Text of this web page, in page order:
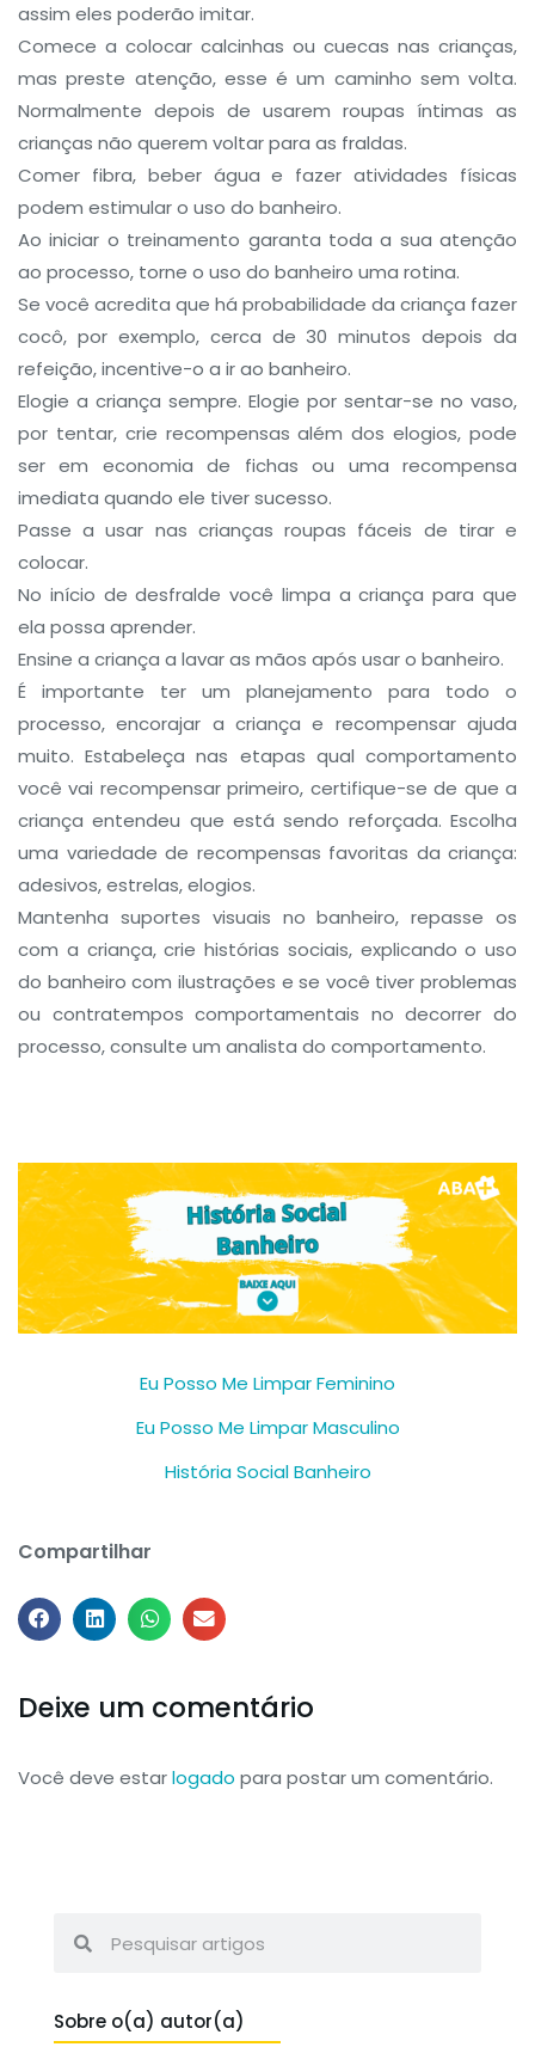
assim eles poderão imitar.
Comece a colocar calcinhas ou cuecas nas crianças,
mas preste atenção, esse é um caminho sem volta.
Normalmente depois de usarem roupas íntimas as
crianças não querem voltar para as fraldas.
Comer fibra, beber água e fazer atividades físicas
podem estimular o uso do banheiro.
Ao iniciar o treinamento garanta toda a sua atenção
ao processo, torne o uso do banheiro uma rotina.
Se você acredita que há probabilidade da criança fazer
cocô, por exemplo, cerca de 30 minutos depois da
refeição, incentive-o a ir ao banheiro.
Elogie a criança sempre. Elogie por sentar-se no vaso,
por tentar, crie recompensas além dos elogios, pode
ser em economia de fichas ou uma recompensa
imediata quando ele tiver sucesso.
Passe a usar nas crianças roupas fáceis de tirar e
colocar.
No início de desfralde você limpa a criança para que
ela possa aprender.
Ensine a criança a lavar as mãos após usar o banheiro.
É importante ter um planejamento para todo o
processo, encorajar a criança e recompensar ajuda
muito. Estabeleça nas etapas qual comportamento
você vai recompensar primeiro, certifique-se de que a
criança entendeu que está sendo reforçada. Escolha
uma variedade de recompensas favoritas da criança:
adesivos, estrelas, elogios.
Mantenha suportes visuais no banheiro, repasse os
com a criança, crie histórias sociais, explicando o uso
do banheiro com ilustrações e se você tiver problemas
ou contratempos comportamentais no decorrer do
processo, consulte um analista do comportamento.
Eu Posso Me Limpar Feminino
Eu Posso Me Limpar Masculino
História Social Banheiro
Compartilhar
Deixe um comentário
Você deve estarlogado para postar um comentário.
Sobre o(a) autor(a)